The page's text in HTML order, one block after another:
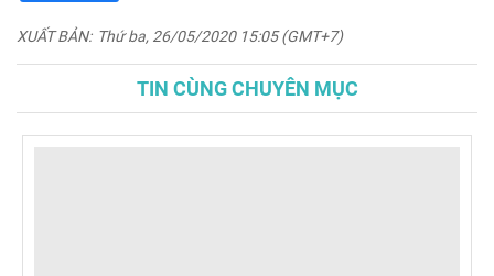
XUẤT BẢN: Thứ ba, 26/05/2020 15:05 (GMT+7)
TIN CÙNG CHUYÊN MỤC